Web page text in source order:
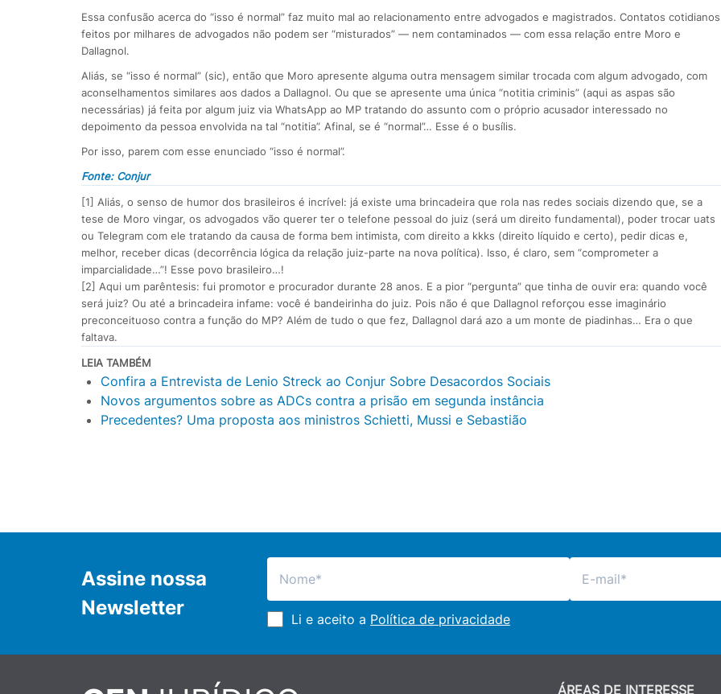
Essa confusão acerca do “isso é normal” faz muito mal ao relacionamento entre advogados e magistrados. Contatos cotidianos
feitos por milhares de advogados não podem ser “misturados” — nem contaminados — com essa relação entre Moro e
Dallagnol.
Aliás, se “isso é normal” (sic), então que Moro apresente alguma outra mensagem similar trocada com algum advogado, com
aconselhamentos similares aos dados a Dallagnol. Ou que se apresente uma única “notitia criminis” (aqui as aspas são
necessárias) já feita por algum juiz via WhatsApp ao MP tratando do assunto com o próprio acusador interessado no
depoimento da pessoa envolvida na tal “notitia”. Afinal, se é “normal”… Esse é o busílis.
Por isso, parem com esse enunciado “isso é normal”.
Fonte: Conjur
[1] Aliás, o senso de humor dos brasileiros é incrível: já existe uma brincadeira que rola nas redes sociais dizendo que, se a
tese de Moro vingar, os advogados vão querer ter o telefone pessoal do juiz (será um direito fundamental), poder trocar uats
ou Telegram com ele tratando da causa de forma bem intimista, com direito a kkks (direito líquido e certo), pedir dicas e,
melhor, receber dicas (decorrência lógica da relação juiz-parte na nova política). Isso, é claro, sem “comprometer a
imparcialidade…”! Esse povo brasileiro…!
[2] Aqui um parêntesis: fui promotor e procurador durante 28 anos. E a pior “pergunta” que tinha de ouvir era: quando você
será juiz? Ou até a brincadeira infame: você é bandeirinha do juiz. Pois não é que Dallagnol reforçou esse imaginário
preconceituoso contra a função do MP? Além de tudo o que fez, Dallagnol dará azo a um monte de piadinhas… Era o que
faltava.
LEIA TAMBÉM
Confira a Entrevista de Lenio Streck ao Conjur Sobre Desacordos Sociais
Novos argumentos sobre as ADCs contra a prisão em segunda instância
Precedentes? Uma proposta aos ministros Schietti, Mussi e Sebastião
Assine nossa
Newsletter
Li e aceito a Política de privacidade
ÁREAS DE INTERESSE